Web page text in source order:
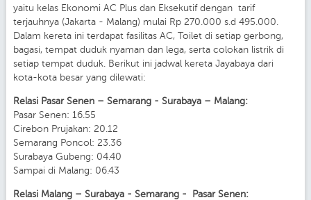
yaitu kelas Ekonomi AC Plus dan Eksekutif dengan tarif
terjauhnya (Jakarta - Malang) mulai Rp 270.000 s.d 495.000.
Dalam kereta ini terdapat fasilitas AC, Toilet di setiap gerbong,
bagasi, tempat duduk nyaman dan lega, serta colokan listrik di
setiap tempat duduk. Berikut ini jadwal kereta Jayabaya dari
kota-kota besar yang dilewati:
Relasi Pasar Senen – Semarang - Surabaya – Malang:
Pasar Senen: 16.55
Cirebon Prujakan: 20.12
Semarang Poncol: 23.36
Surabaya Gubeng: 04.40
Sampai di Malang: 06.43
Relasi Malang – Surabaya - Semarang - Pasar Senen: